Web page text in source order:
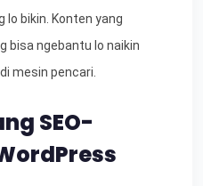
bikin. Konten yang
bisa ngebantu lo naikin
mesin pencari.
SEO-